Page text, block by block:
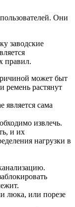
Они
заводские
правил.
может быт
ремень растянут
сама
извлечь.
и их
нагрузки в
люка, или порезе